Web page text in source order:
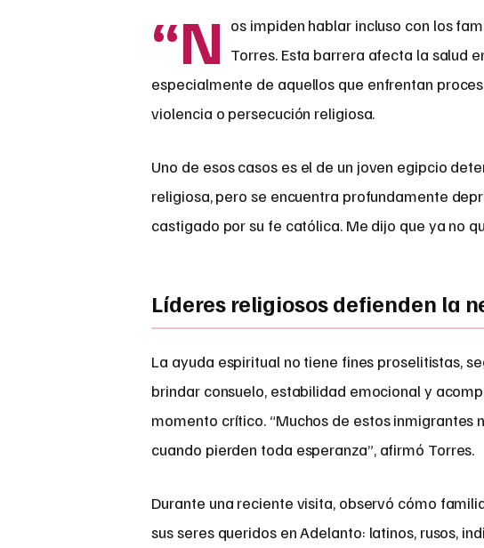
“N os impiden hablar incluso con los
Torres. Esta barrera afecta la salud
especialmente de aquellos que enfrentan
violencia o persecución religiosa.
Uno de esos casos es el de un joven egipcio
religiosa, pero se encuentra profundamente
castigado por su fe católica. Me dijo que ya no
Líderes religiosos defienden la
La ayuda espiritual no tiene fines proselitistas,
brindar consuelo, estabilidad emocional y
momento crítico. “Muchos de estos inmigrantes
cuando pierden toda esperanza”, afirmó Torres.
Durante una reciente visita, observó cómo
sus seres queridos en Adelanto: latinos, rusos,